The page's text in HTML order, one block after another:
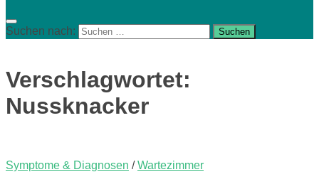
Suchen nach:
Verschlagwortet:
Nussknacker
Symptome & Diagnosen /Wartezimmer